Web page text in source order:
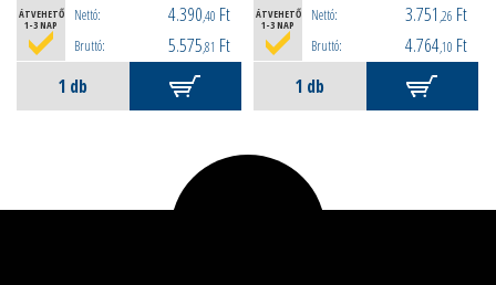
ÁTVEHETŐ
1-3 NAP
Nettó: 4.390,40 Ft
Bruttó: 5.575,81 Ft
ÁTVEHETŐ
1-3 NAP
Nettó: 3.751 ,26 Ft
Bruttó: 4.764,10 Ft